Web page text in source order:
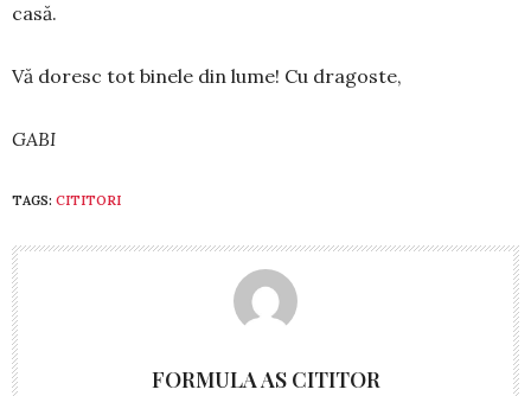
casă.
Vă doresc tot binele din lume! Cu dragoste,
GABI
TAGS: CITITORI
FORMULA AS CITITOR